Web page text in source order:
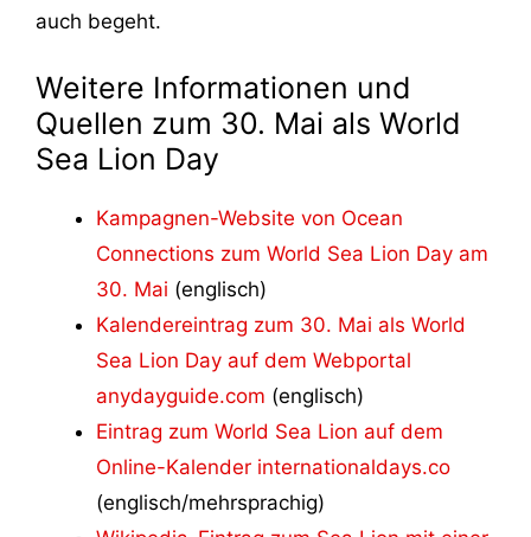
auch begeht.
Weitere Informationen und
Quellen zum 30. Mai als World
Sea Lion Day
Kampagnen-Website von Ocean
Connections zum World Sea Lion Day am
30. Mai (englisch)
Kalendereintrag zum 30. Mai als World
Sea Lion Day auf dem Webportal
anydayguide.com (englisch)
Eintrag zum World Sea Lion auf dem
Online-Kalender internationaldays.co
(englisch/mehrsprachig)